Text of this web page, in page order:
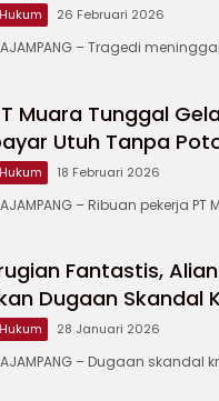
26 Februari 2026
– Tragedi
Muara Tunggal
Utuh Tanpa
18 Februari 2026
– Ribuan pekerja
Fantastis,
Dugaan Skandal
28 Januari 2026
– Dugaan